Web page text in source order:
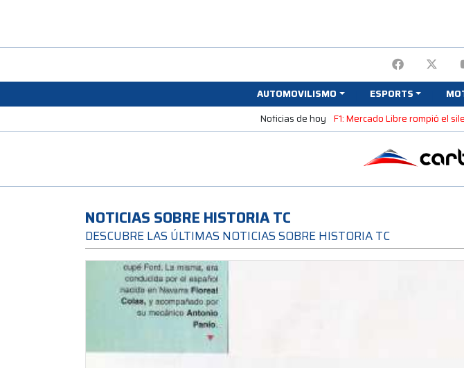
AUTOMOVILISMO ESPORTS
Noticias de hoy F1: Mercado Libre rompió el
NOTICIAS SOBRE HISTORIA TC
DESCUBRE LAS ÚLTIMAS NOTICIAS SOBRE HISTORIA TC